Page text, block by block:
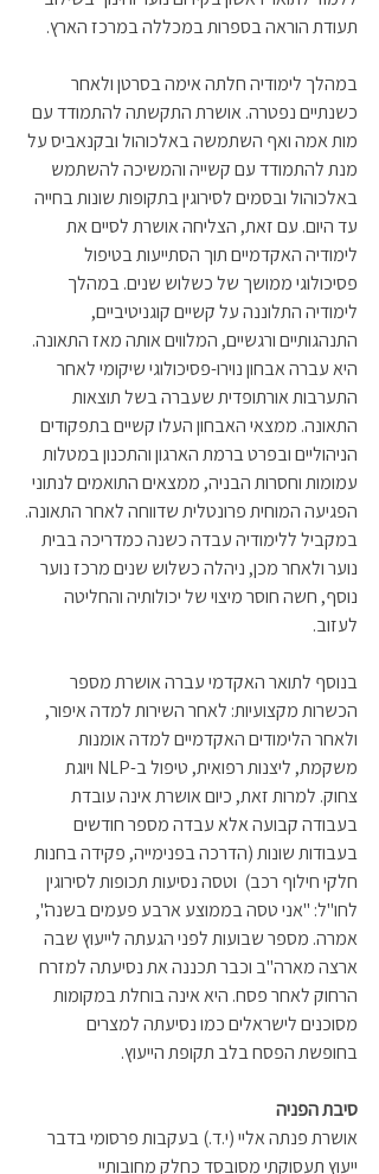
תעודת הוראה בספרות במכללה במרכז הארץ.
במהלך לימודיה חלתה אימה בסרטן ולאחר
כשנתיים נפטרה. אושרת התקשתה להתמודד עם
מות אמה ואף השתמשה באלכוהול ובקנאביס על
מנת להתמודד עם קשייה והמשיכה להשתמש
באלכוהול ובסמים לסירוגין בתקופות שונות בחייה
עד היום. עם זאת, הצליחה אושרת לסיים את
לימודיה האקדמיים תוך הסתייעות בטיפול
פסיכולוגי ממושך של כשלוש שנים. במהלך
לימודיה התלוננה על קשיים קוגניטיביים,
התנהגותיים ורגשיים, המלווים אותה מאז התאונה.
היא עברה אבחון נוירו-פסיכולוגי שיקומי לאחר
התערבות אורתופדית שעברה בשל תוצאות
התאונה. ממצאי האבחון העלו קשיים בתפקודים
הניהוליים ובפרט ברמת הארגון והתכנון במטלות
עמומות וחסרות הבניה, ממצאים התואמים לנתוני
הפגיעה המוחית פרונטלית שדווחה לאחר התאונה.
במקביל ללימודיה עבדה כשנה כמדריכה בבית
נוער ולאחר מכן, ניהלה כשלוש שנים מרכז נוער
נוסף, חשה חוסר מיצוי של יכולותיה והחליטה
לעזוב.
בנוסף לתואר האקדמי עברה אושרת מספר
הכשרות מקצועיות: לאחר השירות למדה איפור,
ולאחר הלימודים האקדמיים למדה אומנות
משקמת, ליצנות רפואית, טיפול ב-NLP ויוגת
צחוק. למרות זאת, כיום אושרת אינה עובדת
בעבודה קבועה אלא עבדה מספר חודשים
בעבודות שונות (הדרכה בפנימייה, פקידה בחנות
חלקי חילוף רכב)  וטסה נסיעות תכופות לסירוגין
לחו"ל: "אני טסה בממוצע ארבע פעמים בשנה",
אמרה. מספר שבועות לפני הגעתה לייעוץ שבה
ארצה מארה"ב וכבר תכננה את נסיעתה למזרח
הרחוק לאחר פסח. היא אינה בוחלת במקומות
מסוכנים לישראלים כמו נסיעתה למצרים
בחופשת הפסח בלב תקופת הייעוץ.
סיבת הפניה
אושרת פנתה אליי (י.ד.) בעקבות פרסומי בדבר
ייעוץ תעסוקתי מסובסד כחלק מחובותיי